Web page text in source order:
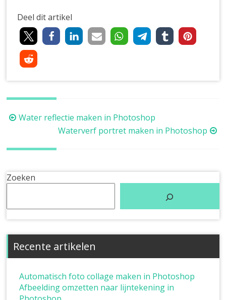
Deel dit artikel
Berichtnavigatie
Water reflectie maken in Photoshop
Waterverf portret maken in Photoshop
Zoeken
Recente artikelen
Automatisch foto collage maken in Photoshop
Afbeelding omzetten naar lijntekening in